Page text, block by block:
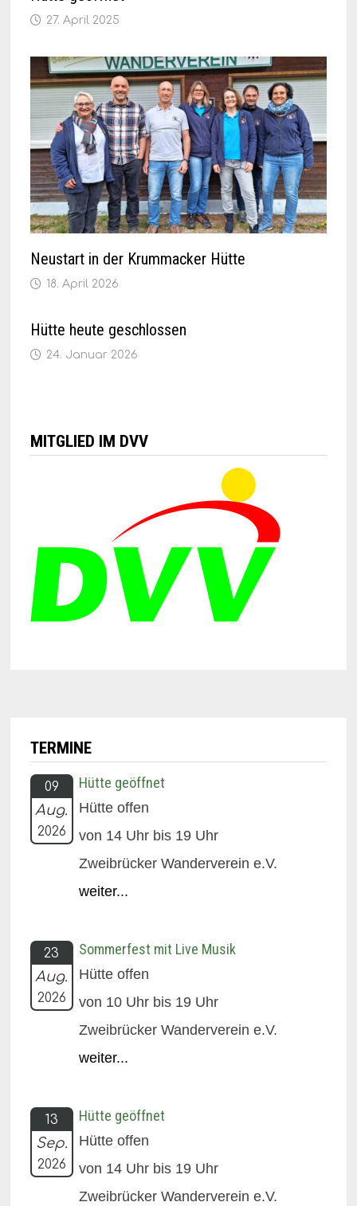
27. April 2025
Neustart in der Krummacker Hütte
18. April 2026
Hütte heute geschlossen
24. Januar 2026
MITGLIED IM DVV
TERMINE
09
Aug.
2026
Hütte geöffnet
Hütte offen
von 14 Uhr bis 19 Uhr
Zweibrücker Wanderverein e.V.
weiter...
23
Aug.
2026
Sommerfest mit Live Musik
Hütte offen
von 10 Uhr bis 19 Uhr
Zweibrücker Wanderverein e.V.
weiter...
13
Sep.
2026
Hütte geöffnet
Hütte offen
von 14 Uhr bis 19 Uhr
Zweibrücker Wanderverein e.V.